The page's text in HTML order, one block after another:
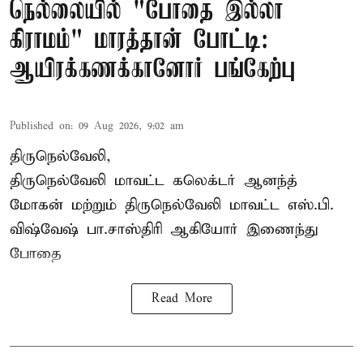
நெல்லையில் "போதை இல்லா
கிராமம்" மாரத்தான் போட்டி:
ஆயிரக்கணக்கானோர் பங்கேற்பு
Published on: 09 Aug 2026, 9:02 am
திருநெல்வேலி,
திருநெல்வேலி மாவட்ட கலெக்டர் ஆனந்த்
மோகன் மற்றும் திருநெல்வேலி மாவட்ட எஸ்.பி.
விஷ்வேஷ் பா.சாஸ்திரி ஆகியோர் இணைந்து
போதை
Read More